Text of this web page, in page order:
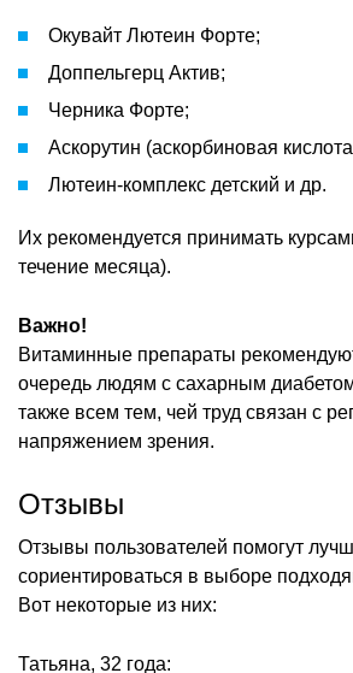
Окувайт Лютеин Форте;
Доппельгерц Актив;
Черника Форте;
Аскорутин (аскорбиновая
Лютеин-комплекс детский и др.
Их рекомендуется принимать
течение месяца).
Важно!
Витаминные препараты
очередь людям с сахарным
также всем тем, чей труд связан с
напряжением зрения.
Отзывы
Отзывы пользователей помогут
сориентироваться в выборе
Вот некоторые из них:
Татьяна, 32 года: